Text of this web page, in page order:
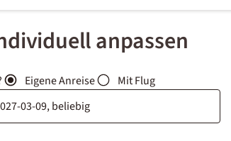
anpassen
Eigene Anreise Mit Flug